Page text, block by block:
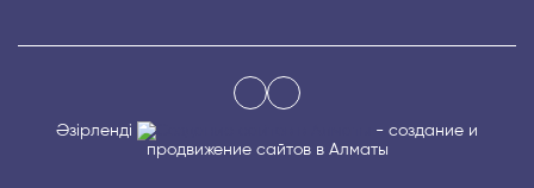
Әзірленді
- создание и
продвижение сайтов в Алматы